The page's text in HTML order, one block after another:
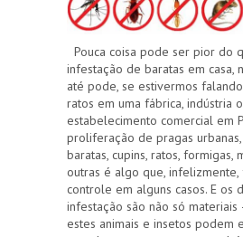
Pouca coisa pode ser pior do
infestação de baratas em casa,
até pode, se estivermos
ratos em uma fábrica, indústria
estabelecimento comercial em
proliferação de pragas
baratas, cupins, ratos, formigas,
outras é algo que,
controle em alguns casos. E os
infestação são não só materiais
estes animais e insetos podem